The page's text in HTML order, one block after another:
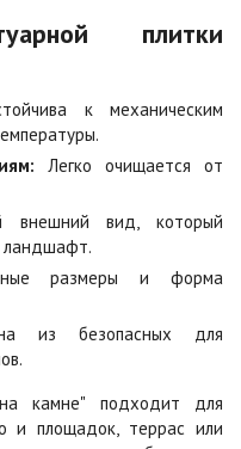
1 040 ₽/м2
750 ₽/м 2
1 040 ₽/м
Степь
1 040 ₽ /м2
плитки
к механическим
Легко очищается от
внешний вид, который
ландшафт.
размеры и форма
из безопасных для
камне" подходит для
и площадок, террас или